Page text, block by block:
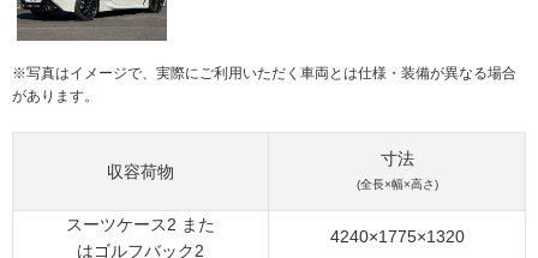
※写真はイメージで、実際にご利用いただく車両とは仕様・装備が異なる場合
があります。
収容荷物
スーツケース2 また
はゴルフバック2
寸法
(全長×幅×高さ)
4240×1775×1320